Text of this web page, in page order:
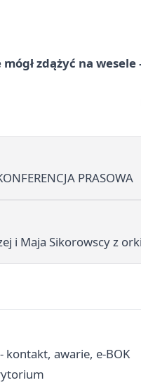
zdążyć na
PRASOWA
i Maja Sikorowscy z
kontakt, awarie, e-BOK